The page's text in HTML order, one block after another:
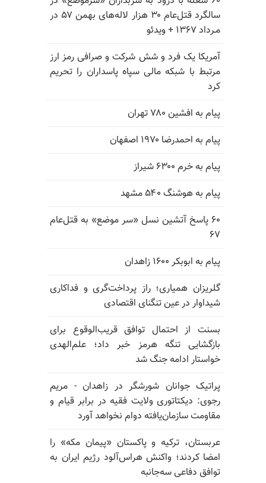
سالگرد قتل‌عام ۳۰ هزار لاله‌های بهمن ۵۷ در
مـرداد ۱۳۶۷ + ویدئو
آمریکا یک فرد و شش شرکت و صرافی رمز ارز
مرتبط با شبکه مالی سپاه پاسداران را تحریم
کرد
پیام به افشین ۷۸۰ تهران
پیام به احمدرضا ۱۹۷۰ اصفهان
پیام به خرم ۶۳۰۰ شیراز
پیام به هوشنگ ۵۴۰ مشهد
۶۰ پاسخ آتشین نسل «سر موضع» به قتل‌عام
۶۷
پیام به ابوبکر ۱۶۰۰ زاهدان
گلریزان همیاری؛ راز پرداخت‌گری و فداکاری
شیداوار در عین تنگنای اقتصادی
بسنت از احتمال توافق قریب‌الوقوع برای
بازگشایی تنگه هرمز خبر داد؛ علم‌الهدی
خواستار ادامه جنگ شد
پراتیک جوانان شورشگر در زاهدان - مریم
رجوی: دیکتاتوری ولایت فقیه در برابر قیام و
مقاومت سازمان‌یافته دوام نخواهد آورد
عربستان، ترکیه و پاکستان «پیمان مکه» را
امضا کردند؛ واکنش هراس‌آلود رژیم ایران به
توافق دفاعی سه‌جانبه